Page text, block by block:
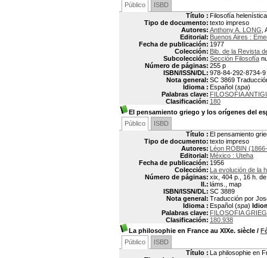
Público
ISBD
Título : Filosofía
Tipo de documento: texto impreso
Autores: Anthony A. LONG ,
Editorial: Buenos Aires :
Fecha de publicación: 1977
Colección: Bib. de la Revista
Subcolección: Sección Filosofía
Número de páginas: 255 p
ISBN/ISSN/DL: 978-84-292-8734-9
Nota general: SC 3869
Idioma : Español (spa)
Palabras clave: FILOSOFIA
Clasificación: 180
El pensamiento griego y los orígenes del
Público
ISBD
Título : El pensamiento
Tipo de documento: texto impreso
Autores: Léon ROBIN
Editorial: México : Uteha
Fecha de publicación: 1956
Colección: La evolución de la
Número de páginas: xix, 404 p., 16 h.
Il.: láms., map
ISBN/ISSN/DL: SC 3889
Nota general: Traducción por
Idioma : Español (spa)
Palabras clave: FILOSOFIA
Clasificación: 180.938
La philosophie en France au XIXe. siècle /
Público
ISBD
Título : La philosophie en